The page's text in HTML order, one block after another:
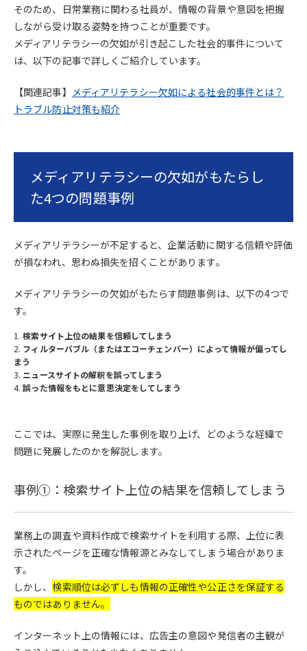
そのため、日常業務に関わる社員が、情報の背景や意図を把握
しながら受け取る姿勢を持つことが重要です。
メディアリテラシーの欠如が引き起こした社会的事件について
は、以下の記事で詳しくご紹介しています。
【関連記事】 メディアリテラシー欠如による社会的事件とは？
トラブル防止対策も紹介
メディアリテラシーの欠如がもたらし
た4つの問題事例
メディアリテラシーが不足すると、企業活動に関する信頼や評価
が損なわれ、思わぬ損失を招くことがあります。
メディアリテラシーの欠如がもたらす問題事例は、以下の4つで
す。
検索サイト上位の結果を信頼してしまう
フィルターバブル（またはエコーチェンバー）によって情報が偏ってし
まう
ニュースサイトの解釈を誤ってしまう
誤った情報をもとに意思決定をしてしまう
ここでは、実際に発生した事例を取り上げ、どのような経緯で
問題に発展したのかを解説します。
事例①：検索サイト上位の結果を信頼してしまう
業務上の調査や資料作成で検索サイトを利用する際、上位に表
示されたページを正確な情報源とみなしてしまう場合がありま
す。
しかし、検索順位は必ずしも情報の正確性や公正さを保証する
ものではありません。
インターネット上の情報には、広告主の意図や発信者の主観が